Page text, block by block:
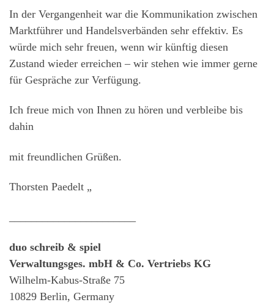
In der Vergangenheit war die Kommunikation zwischen
Marktführer und Handelsverbänden sehr effektiv. Es
würde mich sehr freuen, wenn wir künftig diesen
Zustand wieder erreichen – wir stehen wie immer gerne
für Gespräche zur Verfügung.
Ich freue mich von Ihnen zu hören und verbleibe bis
dahin
mit freundlichen Grüßen.
Thorsten Paedelt „
duo schreib & spiel
Verwaltungsges. mbH & Co. Vertriebs KG
Wilhelm-Kabus-Straße 75
10829 Berlin, Germany